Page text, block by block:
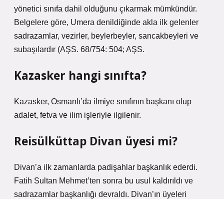
yönetici sınıfa dahil olduğunu çıkarmak mümkündür.
Belgelere göre, Umera denildiğinde akla ilk gelenler
sadrazamlar, vezirler, beylerbeyler, sancakbeyleri ve
subaşılardır (AŞS. 68/754: 504; AŞS.
Kazasker hangi sınıfta?
Kazasker, Osmanlı’da ilmiye sınıfının başkanı olup
adalet, fetva ve ilim işleriyle ilgilenir.
Reisülküttap Divan üyesi mi?
Divan’a ilk zamanlarda padişahlar başkanlık ederdi.
Fatih Sultan Mehmet’ten sonra bu usul kaldırıldı ve
sadrazamlar başkanlığı devraldı. Divan’ın üyeleri